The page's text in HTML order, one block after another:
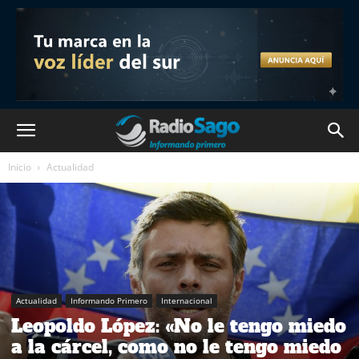
Inicio Actualidad
Actualidad Informando Primero Internacional
Leopoldo López: «No le tengo miedo
a la cárcel, como no le tengo miedo